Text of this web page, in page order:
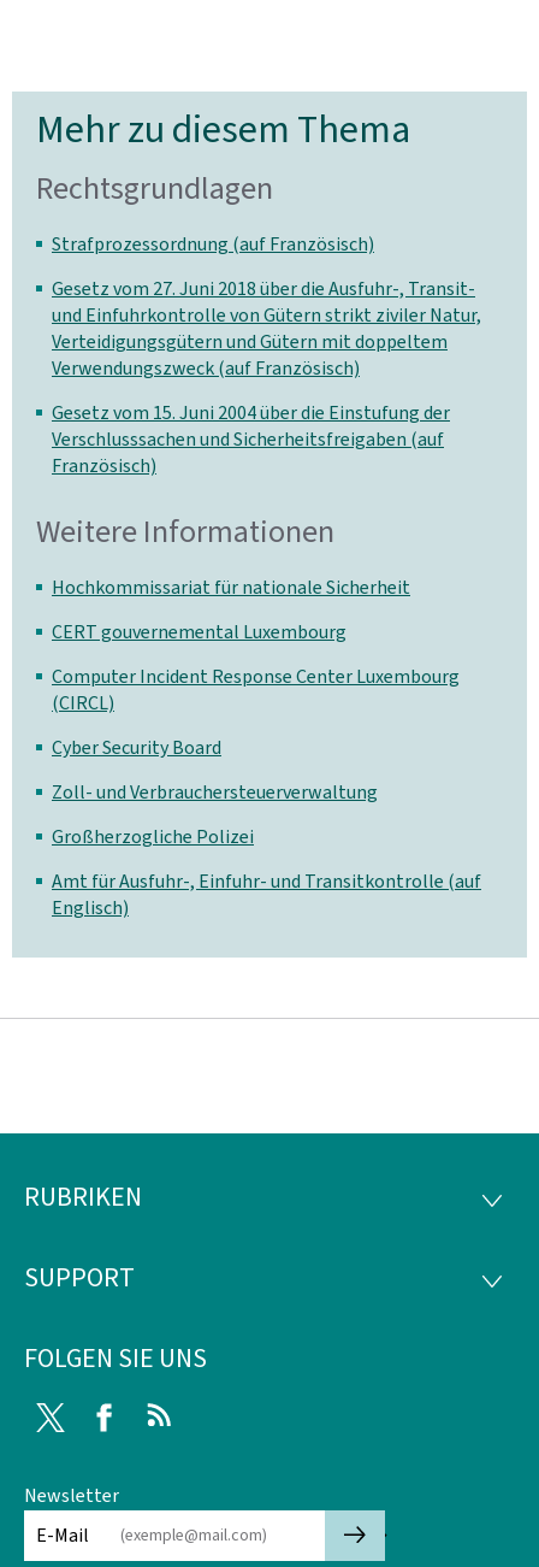
Mehr zu diesem Thema
Rechtsgrundlagen
Strafprozessordnung (auf Französisch)
Gesetz vom 27. Juni 2018 über die Ausfuhr-, Transit-
und Einfuhrkontrolle von Gütern strikt ziviler Natur,
Verteidigungsgütern und Gütern mit doppeltem
Verwendungszweck (auf Französisch)
Gesetz vom 15. Juni 2004 über die Einstufung der
Verschlusssachen und Sicherheitsfreigaben (auf
Französisch)
Weitere Informationen
Hochkommissariat für nationale Sicherheit
CERT gouvernemental Luxembourg
Computer Incident Response Center Luxembourg
(CIRCL)
Cyber Security Board
Zoll- und Verbrauchersteuerverwaltung
Großherzogliche Polizei
Amt für Ausfuhr-, Einfuhr- und Transitkontrolle (auf
Englisch)
Footer
RUBRIKEN
SUPPORT
FOLGEN SIE UNS
Twitter Facebook
Newsletter
E-Mail
🡒